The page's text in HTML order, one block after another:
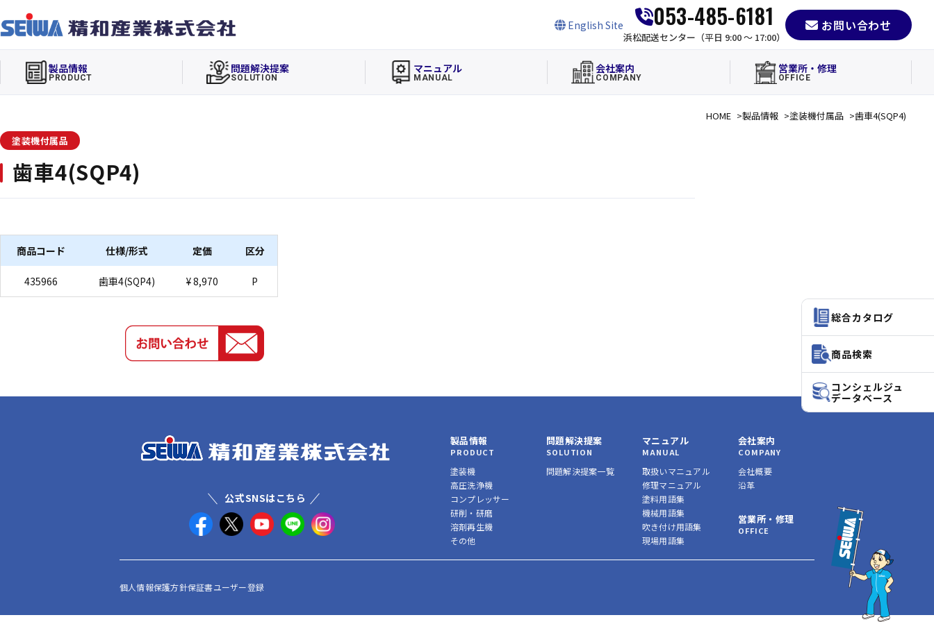
English Site 053-485-6181
浜松配送センター（平日 9:00 〜 17:00）
お問い合わせ
製品情報
PRODUCT
問題解決提案
SOLUTION
マニュアル
MANUAL
会社案内
COMPANY
営業所・修理
OFFICE
HOME 製品情報 塗装機付属品
歯車4(SQP4)
塗装機付属品
歯車4(SQP4)
商品コード 仕様/形式 定価 区分
435966 歯車4(SQP4) ¥ 8,970 P
製品情報
PRODUCT
塗装機
高圧洗浄機
コンプレッサー
研削・研磨
溶剤再生機
その他
問題解決提案
SOLUTION
問題解決提案一覧
マニュアル
MANUAL
取扱いマニュアル
修理マニュアル
塗料用語集
機械用語集
吹き付け用語集
現場用語集
会社案内
COMPANY
会社概要
沿革
営業所・修理
OFFICE
公式SNSはこちら
個人情報保護方針保証書ユーザー登録
総合カタログ
商品検索
コンシェルジュ
データベース